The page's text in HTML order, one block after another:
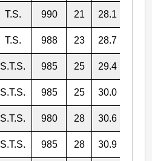
T.S. 990 21 28.1
T.S. 988 23 28.7
S.T.S. 985 25 29.4
S.T.S. 985 25 30.0
S.T.S. 980 28 30.6
S.T.S. 985 28 30.9